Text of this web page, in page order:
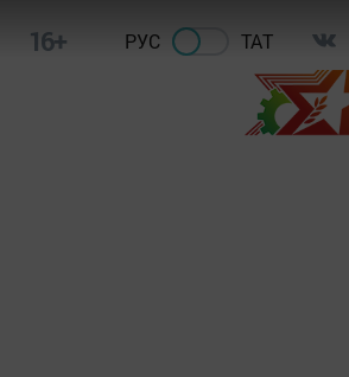
16+ РУС ТАТ